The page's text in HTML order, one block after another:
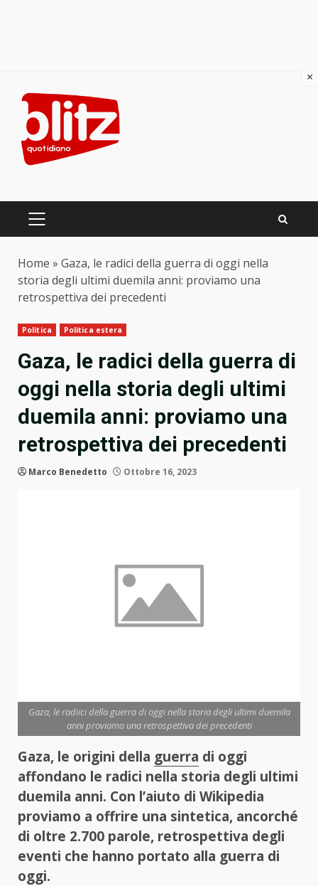
content
PRIMARY
Home » Gaza, le radici della guerra di oggi nella
storia degli ultimi duemila anni: proviamo una
retrospettiva dei precedenti
Politica Politica estera
Gaza, le radici della guerra di
oggi nella storia degli ultimi
duemila anni: proviamo una
retrospettiva dei precedenti
Marco Benedetto Ottobre 16, 2023
Gaza, le radiici della guerra di oggi nella storia degli ultimi duemila
anni proviamo una retrospettiva dei precedenti
Gaza, le origini della guerra di oggi
affondano le radici nella storia degli ultimi
duemila anni. Con l’aiuto di Wikipedia
proviamo a offrire una sintetica, ancorché
di oltre 2.700 parole, retrospettiva degli
eventi che hanno portato alla guerra di
oggi.
×